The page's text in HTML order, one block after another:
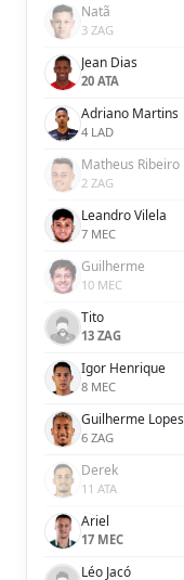
Natã
3 ZAG
Jean Dias
20 ATA
Adriano Martins
4 LAD
Matheus Ribeiro
2 ZAG
Leandro Vilela
7 MEC
Guilherme
10 MEC
Tito
13 ZAG
Igor Henrique
8 MEC
Guilherme Lopes
6 ZAG
Derek
11 ATA
Ariel
17 MEC
Léo Jacó